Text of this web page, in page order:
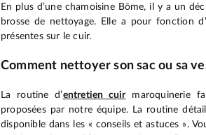
En plus d’une chamoisine Bōme, il y a un
brosse de nettoyage. Elle a pour fonction
présentes sur le cuir.
Comment nettoyer son sac ou sa
La routine d’entretien cuirmaroquinerie
proposées par notre équipe. La routine
disponible dans les « conseils et astuces ».